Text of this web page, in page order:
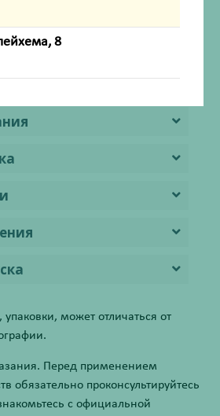
взаимодействие
может отличаться от
Перед применением
обязательно проконсультируйтесь
с официальной
8